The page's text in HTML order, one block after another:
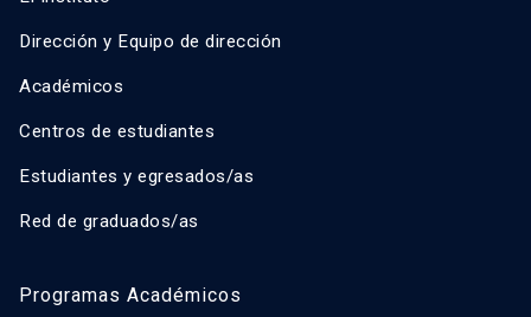
Dirección y Equipo de dirección
Académicos
Centros de estudiantes
Estudiantes y egresados/as
Red de graduados/as
Programas Académicos